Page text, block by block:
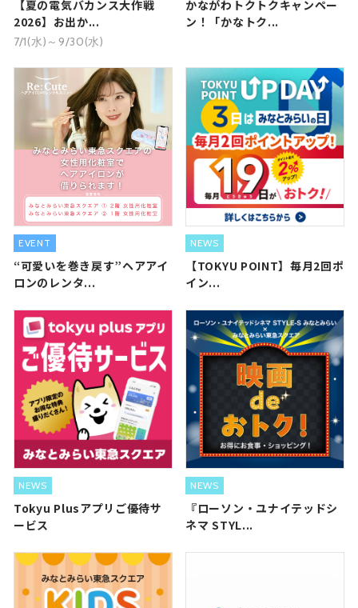
【夏の電気バカンス大作戦
2026】お出か...
7/1(水)～9/30(水)
かながわトクトクキャンペー
ン！「かなトク...
EVENT
“可愛いを巻き戻す”ヘアアイ
ロンのレンタ...
NEWS
【TOKYU POINT】毎月2回ポ
イン...
NEWS
Tokyu Plusアプリご優待サ
ービス
NEWS
『ローソン・ユナイテッドシ
ネマ STYL...